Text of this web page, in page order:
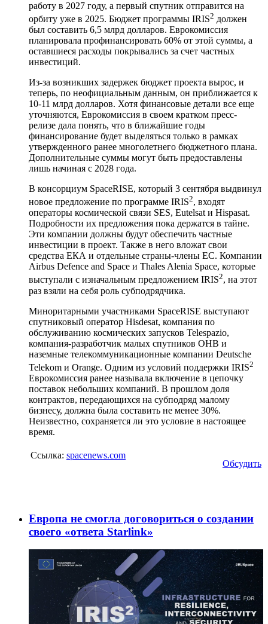
работу в 2027 году, а первый спутник отправится на
орбиту уже в 2025. Бюджет программы IRIS2 должен
был составить 6,5 млрд долларов. Еврокомиссия
планировала профинансировать 60% от этой суммы, а
оставшиеся расходы покрывались за счет частных
инвестиций.
Из-за возникших задержек бюджет проекта вырос, и
теперь, по неофициальным данным, он приближается к
10-11 млрд долларов. Хотя финансовые детали все еще
уточняются, Еврокомиссия в своем кратком пресс-
релизе дала понять, что в ближайшие годы
финансирование будет выделяться только в рамках
утвержденного ранее многолетнего бюджетного плана.
Дополнительные суммы могут быть предоставлены
лишь начиная с 2028 года.
В консорциум SpaceRISE, который 3 сентября выдвинул
новое предложение по программе IRIS2, входят
операторы космической связи SES, Eutelsat и Hispasat.
Подробности их предложения пока держатся в тайне.
Эти компании должны будут обеспечить частные
инвестиции в проект. Также в него вложат свои
средства ЕКА и отдельные страны-члены ЕС. Компании
Airbus Defence and Space и Thales Alenia Space, которые
выступали с изначальным предложением IRIS2, на этот
раз взяли на себя роль субподрядчика.
Миноритарными участниками SpaceRISE выступают
спутниковый оператор Hisdesat, компания по
обслуживанию космических запусков Telespazio,
компания-разработчик малых спутников OHB и
наземные телекоммуникационные компании Deutsche
Telekom и Orange. Одним из условий поддержки IRIS2
Еврокомиссия ранее называла включение в цепочку
поставок небольших компаний. В прошлом доля
контрактов, передающихся на субподряд малому
бизнесу, должна была составить не менее 30%.
Неизвестно, сохраняется ли это условие в настоящее
время.
Ссылка: spacenews.com
Обсудить
Европа не смогла договориться о создании
своего «ответа Starlink»